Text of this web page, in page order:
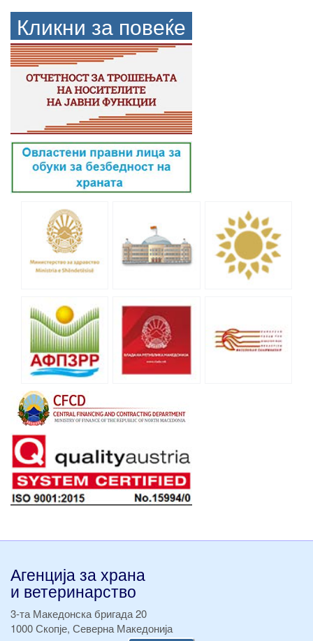
Кликни за повеќе
Агенција за храна
и ветеринарство
3-та Македонска бригада 20
1000 Скопје, Северна Македонија